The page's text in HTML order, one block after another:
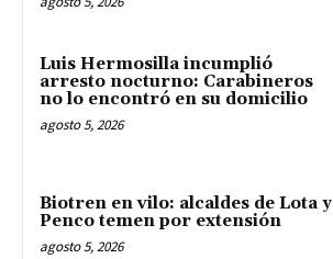
Luis Hermosilla incumplió
arresto nocturno: Carabineros
no lo encontró en su domicilio
agosto 5, 2026
Biotren en vilo: alcaldes de Lota y
Penco temen por extensión
agosto 5, 2026